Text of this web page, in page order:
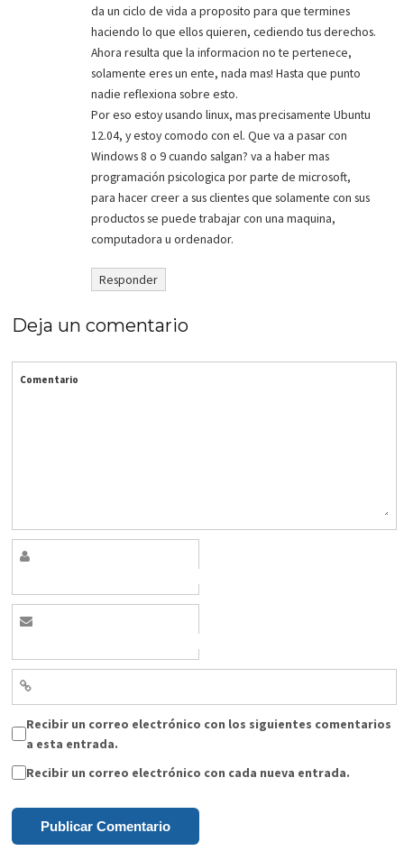
da un ciclo de vida a proposito para que termines
haciendo lo que ellos quieren, cediendo tus derechos.
Ahora resulta que la informacion no te pertenece,
solamente eres un ente, nada mas! Hasta que punto
nadie reflexiona sobre esto.
Por eso estoy usando linux, mas precisamente Ubuntu
12.04, y estoy comodo con el. Que va a pasar con
Windows 8 o 9 cuando salgan? va a haber mas
programación psicologica por parte de microsoft,
para hacer creer a sus clientes que solamente con sus
productos se puede trabajar con una maquina,
computadora u ordenador.
Responder
Deja un comentario
Comentario
Recibir un correo electrónico con los siguientes comentarios
a esta entrada.
Recibir un correo electrónico con cada nueva entrada.